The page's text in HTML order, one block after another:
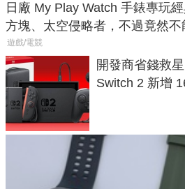
日廠 My Play Watch 手錶專玩
方塊、太空侵略者，不過竟然不
遊戲/電競
開發商省錢救
Switch 2 新增